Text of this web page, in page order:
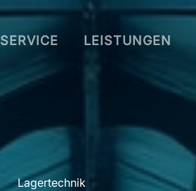
SERVICE LEISTUNGEN
Lagertechnik